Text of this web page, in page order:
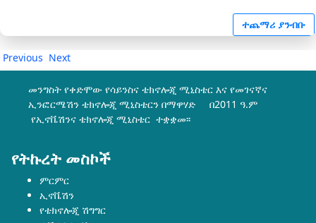
ተጨማሪ ያንብቡ
Previous Next
መንግስት የቀድሞው የሳይንስና ቴክኖሎጂ ሚኒስቴር እና የመገናኛና
ኢንፎርሜሽን ቴክኖሎጂ ሚኒስቴርን በማዋሃድ በ2011 ዓ.ም
የኢኖቬሽንና ቴክኖሎጂ ሚኒስቴር ተቋቋመ፡፡
የትኩረት መስኮች
ምርምር
ኢኖቬሽን
የቴክኖሎጂ ሽግግር